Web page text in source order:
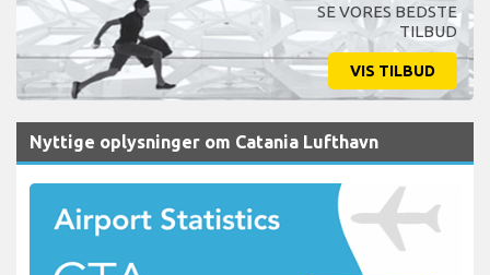
SE VORES BEDSTE
TILBUD
VIS TILBUD
Nyttige oplysninger om Catania Lufthavn